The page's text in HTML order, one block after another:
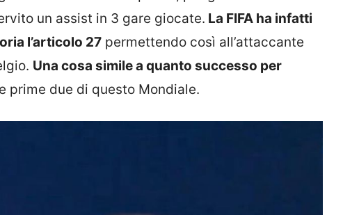
un assist in 3 gare giocate. La FIFA ha infatti
l’articolo 27 permettendo così all’attaccante
Una cosa simile a quanto successo per
prime due di questo Mondiale.